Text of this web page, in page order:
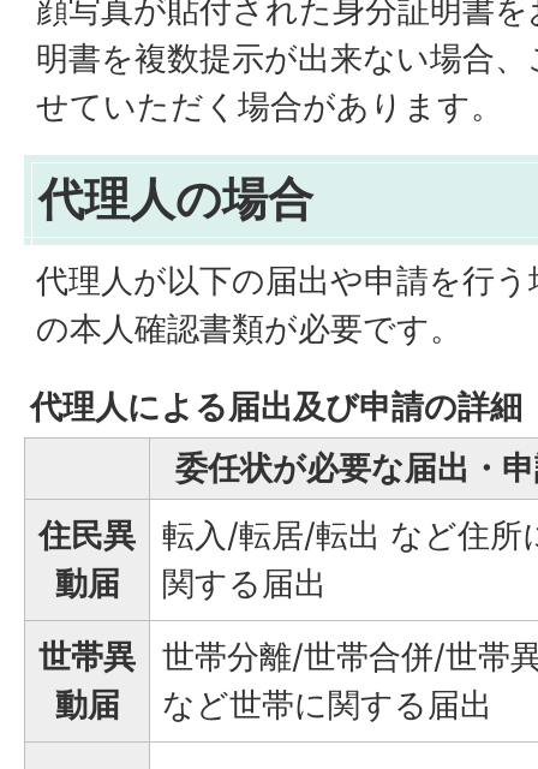
顔写真が貼付された身分証明書
明書を複数提示が出来ない場合
せていただく場合があります。
代理人の場合
代理人が以下の届出や申請を行
の本人確認書類が必要です。
代理人による届出及び申請の詳細
委任状が必要な届出・
住民異
動届
転入/転居/転出 など住所
関する届出
世帯異
動届
世帯分離/世帯合併/世帯
など世帯に関する届出